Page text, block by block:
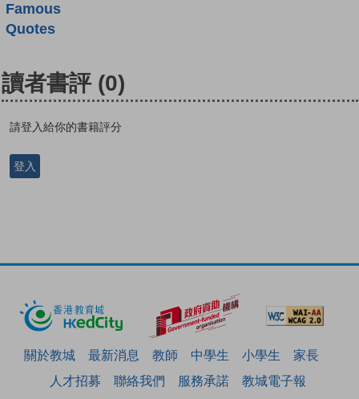
Famous
Quotes
讀者書評 (0)
請登入給你的書籍評分
登入
關於教城 最新消息 教師 中學生 小學生
家長
人才招募
聯絡我們 服務承諾 教城電子報